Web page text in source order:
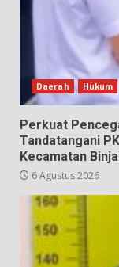
Daerah Hukum
Perkuat
Tandatangani
Kecamatan
6 Agustus 2026